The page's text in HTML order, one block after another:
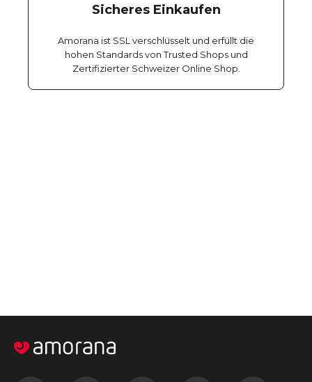
Sicheres Einkaufen
Amorana ist SSL verschlüsselt und erfüllt die
hohen Standards von Trusted Shops und
Zertifizierter Schweizer Online Shop.